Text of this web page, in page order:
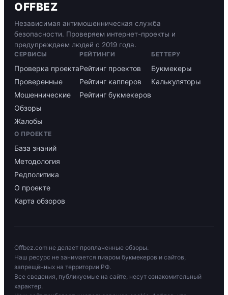
OFFBEZ
Независимая антимошенническая служба
безопасности. Проверяем интернет-проекты и
предупреждаем людей с 2019 года.
СЕРВИСЫ
Проверка проекта
Проверенные
Мошеннические
Обзоры
Жалобы
РЕЙТИНГИ
Рейтинг проектов
Рейтинг капперов
Рейтинг букмекеров
БЕТТЕРУ
Букмекеры
Калькуляторы
О ПРОЕКТЕ
База знаний
Методология
Редполитика
О проекте
Карта обзоров
Offbez.com не делает проплаченные обзоры.
Наш ресурс не занимается пиаром букмекеров и сайтов,
запрещённых на территории РФ.
Все сведения, публикуемые на сайте, несут ознакомительный
характер.